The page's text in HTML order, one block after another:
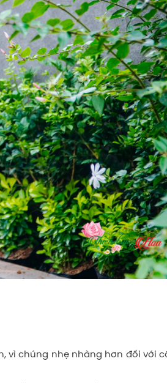
vì chúng nhẹ nhàng hơn đối với